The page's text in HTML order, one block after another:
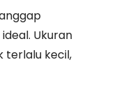
Ukuran
terlalu kecil,